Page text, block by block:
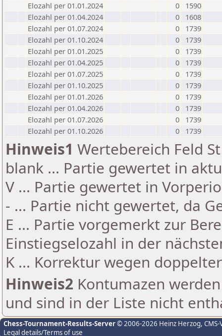
Elozahl per 01.01.2024
0
1590
Elozahl per 01.04.2024
0
1608
Elozahl per 01.07.2024
0
1739
Elozahl per 01.10.2024
0
1739
Elozahl per 01.01.2025
0
1739
Elozahl per 01.04.2025
0
1739
Elozahl per 01.07.2025
0
1739
Elozahl per 01.10.2025
0
1739
Elozahl per 01.01.2026
0
1739
Elozahl per 01.04.2026
0
1739
Elozahl per 01.07.2026
0
1739
Elozahl per 01.10.2026
0 1739
Hinweis1 Wertebereich Feld
blank ... Partie gewertet in
V ... Partie gewertet in
- ... Partie nicht gewertet, da
E ... Partie vorgemerkt zur
Einstiegselozahl in der
K ... Korrektur wegen
Hinweis2 Kontumazen
und sind in der Liste nicht
Chess-Tournament-Results-Server© 2006-2026 Heinz Herzog,
Legal details/Terms of use